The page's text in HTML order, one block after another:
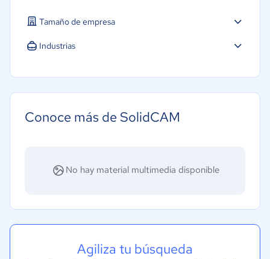
Tamaño de empresa
Industrias
Conoce más de SolidCAM
No hay material multimedia disponible
Agiliza tu búsqueda